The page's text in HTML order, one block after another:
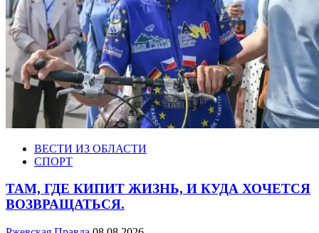
ВЕСТИ ИЗ ОБЛАСТИ
СПОРТ
ТАМ, ГДЕ КИПИТ ЖИЗНЬ, И КУДА ХОЧЕТСЯ
ВОЗВРАЩАТЬСЯ.